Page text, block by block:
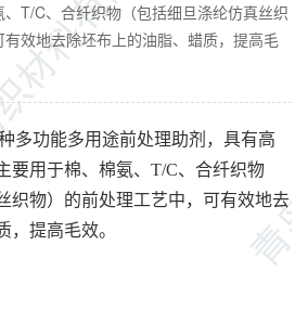
T/C、合纤织物（包括细旦涤纶仿真丝织
效地去除坯布上的油脂、蜡质，提高毛
多功能多用途前处理助剂 ， 具有高
要用于棉、 棉氨、 T/C、合纤织物
织物）的前处理工艺中，可有效地去
，提高毛效。